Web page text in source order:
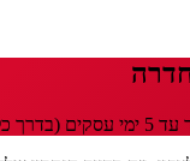
עד 5 ימי עסקים (בדרך